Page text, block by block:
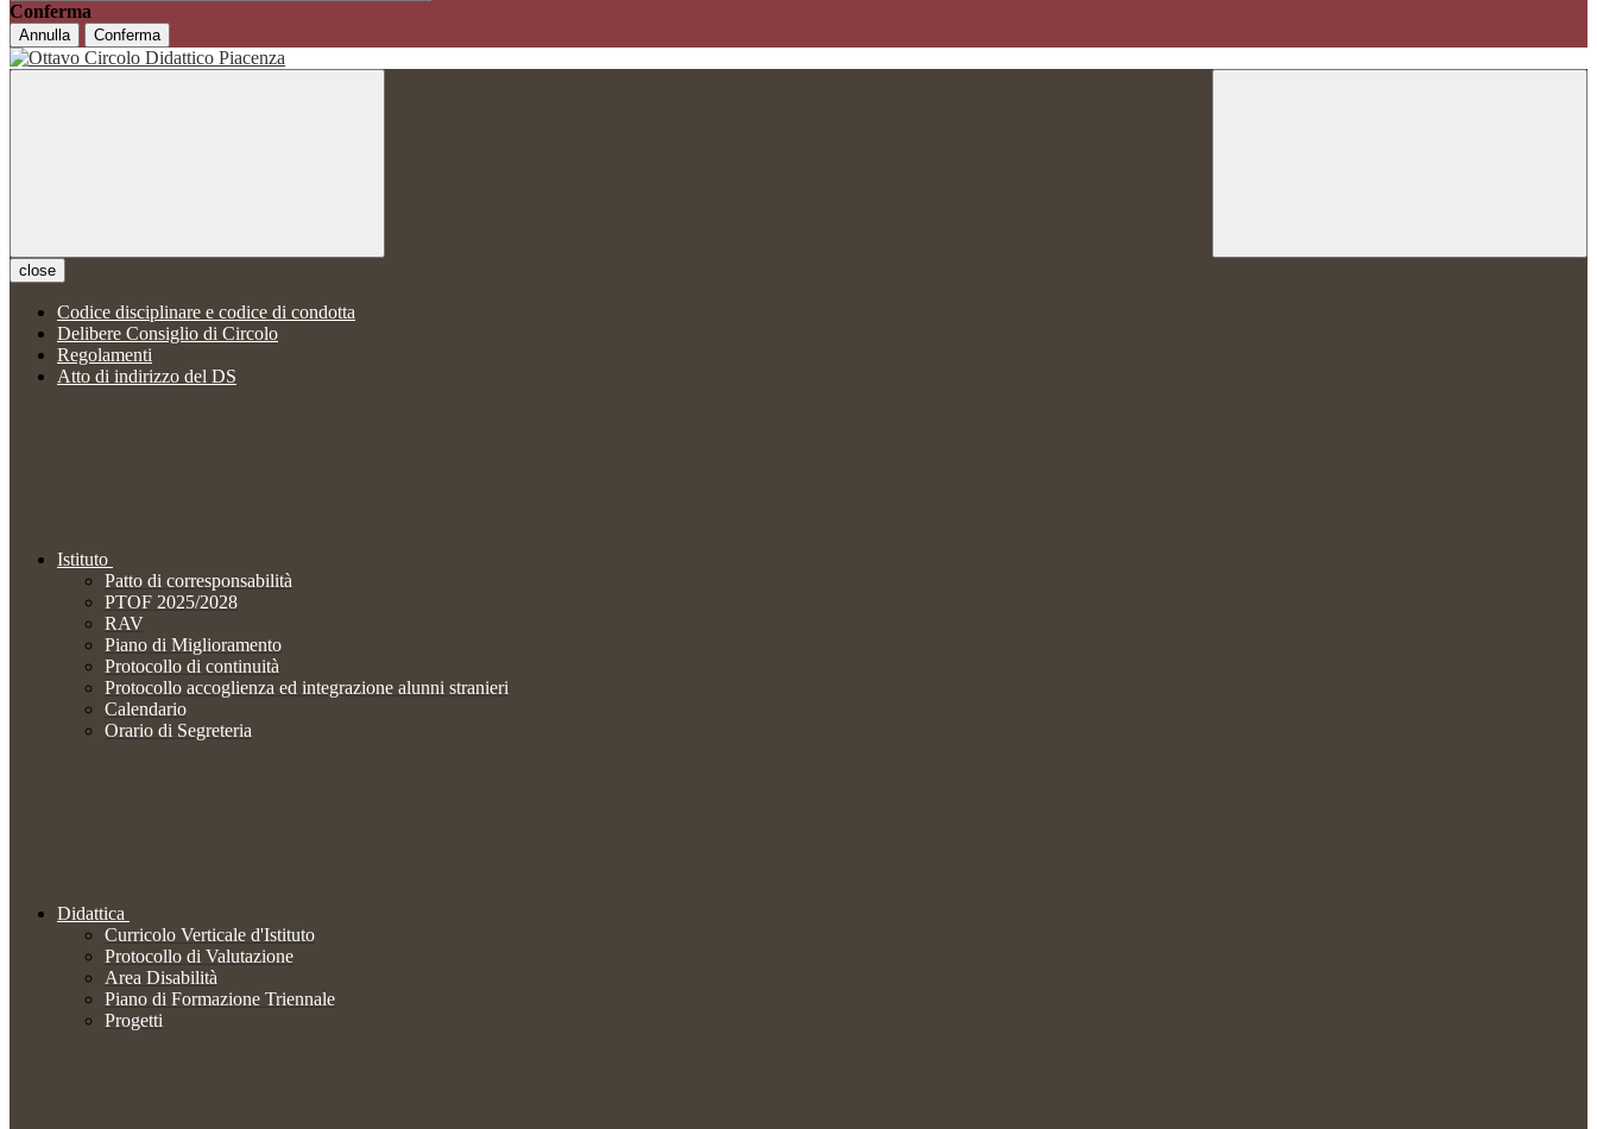
Conferma
Annulla Conferma
close
Codice disciplinare e codice di condotta
Delibere Consiglio di Circolo
Regolamenti
Atto di indirizzo del DS
Istituto
Patto di corresponsabilità
PTOF 2025/2028
RAV
Piano di Miglioramento
Protocollo di continuità
Protocollo accoglienza ed integrazione alunni stranieri
Calendario
Orario di Segreteria
Didattica
Curricolo Verticale d'Istituto
Protocollo di Valutazione
Area Disabilità
Piano di Formazione Triennale
Progetti